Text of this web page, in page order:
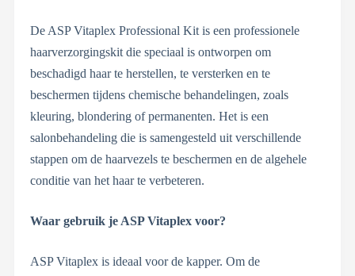
De ASP Vitaplex Professional Kit is een professionele
haarverzorgingskit die speciaal is ontworpen om
beschadigd haar te herstellen, te versterken en te
beschermen tijdens chemische behandelingen, zoals
kleuring, blondering of permanenten. Het is een
salonbehandeling die is samengesteld uit verschillende
stappen om de haarvezels te beschermen en de algehele
conditie van het haar te verbeteren.
Waar gebruik je ASP Vitaplex voor?
ASP Vitaplex is ideaal voor de kapper. Om de